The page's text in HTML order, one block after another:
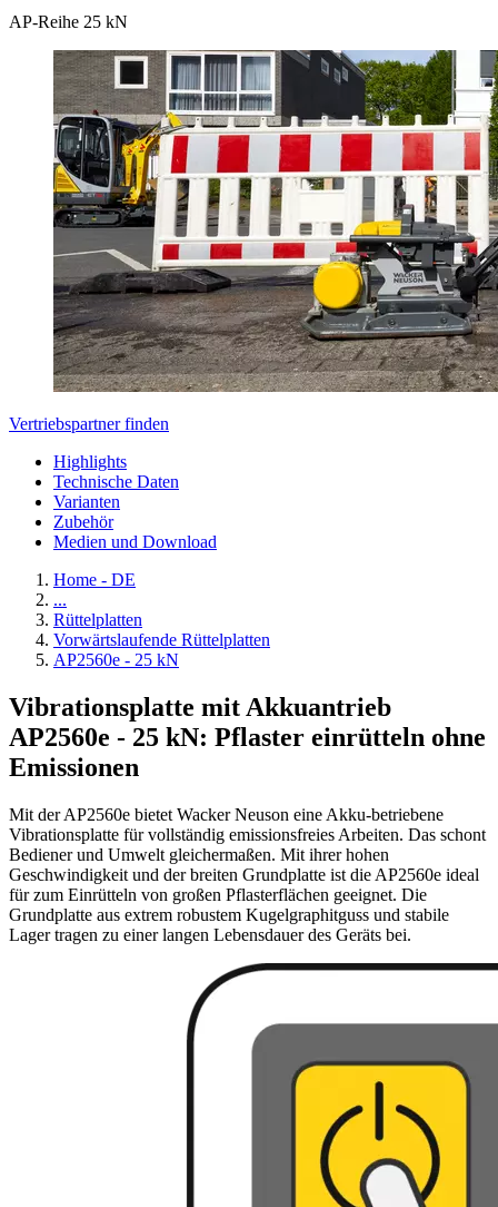
AP-Reihe 25 kN
Vertriebspartner finden
Highlights
Technische Daten
Varianten
Zubehör
Medien und Download
Home - DE
...
Rüttelplatten
Vorwärtslaufende Rüttelplatten
AP2560e - 25 kN
Vibrationsplatte mit Akkuantrieb
AP2560e - 25 kN: Pflaster einrütteln ohne
Emissionen
Mit der AP2560e bietet Wacker Neuson eine Akku-betriebene
Vibrationsplatte für vollständig emissionsfreies Arbeiten. Das schont
Bediener und Umwelt gleichermaßen. Mit ihrer hohen
Geschwindigkeit und der breiten Grundplatte ist die AP2560e ideal
für zum Einrütteln von großen Pflasterflächen geeignet. Die
Grundplatte aus extrem robustem Kugelgraphitguss und stabile
Lager tragen zu einer langen Lebensdauer des Geräts bei.